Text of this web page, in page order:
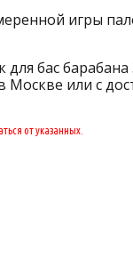
игры
для бас
Москве или с
от указанных.